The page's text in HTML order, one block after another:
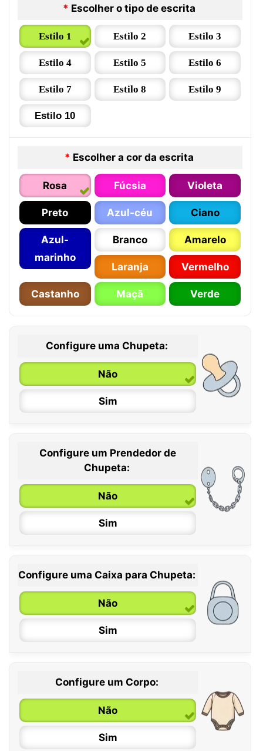
* Escolher o tipo de escrita
Estilo 1 Estilo 2 Estilo 3
Estilo 4 Estilo 5 Estilo 6
Estilo 7 Estilo 8 Estilo 9
Estilo 10
* Escolher a cor da escrita
Rosa Fúcsia Violeta
Preto Azul-céu Ciano
Azul-
marinho
Branco Amarelo
Laranja Vermelho
Castanho Maçã Verde
Configure uma Chupeta:
Não
Sim
0 / 6 meses
6 / 36 meses
Configure um Prendedor de
Chupeta:
Não
Sim
Configure uma Caixa para Chupeta:
Não
Sim
Configure um Corpo:
Não
Sim